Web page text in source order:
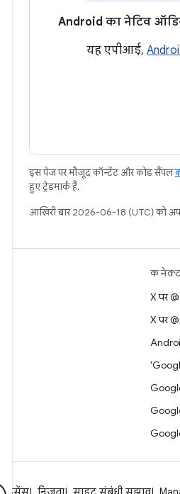
Android का नेटिव
यह एपीआई,
इस पेज पर मौजूद कॉन्टेंट और कोड सैंपल
हुए ट्रेडमार्क हैं.
आखिरी बार 2026-06-18 (UTC) को
X पर
X पर